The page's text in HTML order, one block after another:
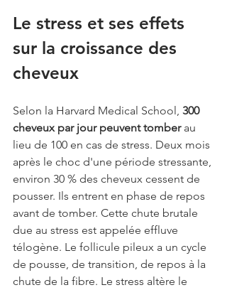
Le stress et ses effets
sur la croissance des
cheveux
Selon la Harvard Medical School, 300
cheveux par jour peuvent tomber au
lieu de 100 en cas de stress. Deux mois
après le choc d'une période stressante,
environ 30 % des cheveux cessent de
pousser. Ils entrent en phase de repos
avant de tomber. Cette chute brutale
due au stress est appelée effluve
télogène. Le follicule pileux a un cycle
de pousse, de transition, de repos à la
chute de la fibre. Le stress altère le